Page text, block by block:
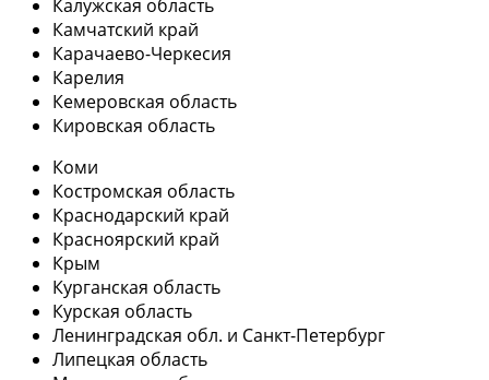
Калужская область
Камчатский край
Карачаево-Черкесия
Карелия
Кемеровская область
Кировская область
Коми
Костромская область
Краснодарский край
Красноярский край
Крым
Курганская область
Курская область
Ленинградская обл. и Санкт-Петербург
Липецкая область